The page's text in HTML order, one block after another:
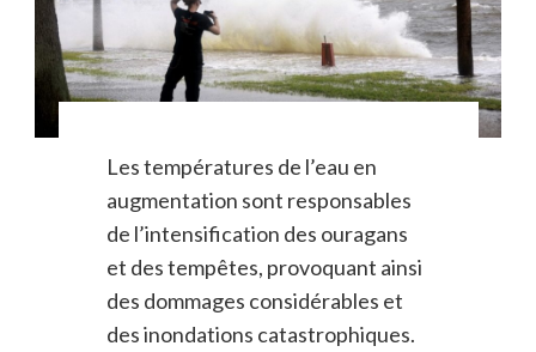
Les températures de l’eau en
augmentation sont responsables
de l’intensification des ouragans
et des tempêtes, provoquant ainsi
des dommages considérables et
des inondations catastrophiques.